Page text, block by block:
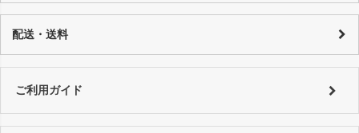
ございませんが、何卒ご了承下さいます様お願い申し上げます。 商品の
っております。
カード決済：一括払い・分割払い・リボ払い
代金引換：代引手数料はご購入金額によってことなります。
します。
詳しくはご利用ガイド
配送・送料
特にご指定がない場合は以下の対応となります。
■代金引換、クレジットカード ⇒ ご注文確認後、翌営業日以内に発送
ご利用ガイド